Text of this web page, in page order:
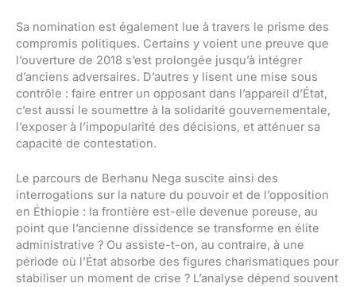
Sa nomination est également lue à travers le prisme des
compromis politiques. Certains y voient une preuve que
l’ouverture de 2018 s’est prolongée jusqu’à intégrer
d’anciens adversaires. D’autres y lisent une mise sous
contrôle : faire entrer un opposant dans l’appareil d’État,
c’est aussi le soumettre à la solidarité gouvernementale,
l’exposer à l’impopularité des décisions, et atténuer sa
capacité de contestation.
Le parcours de Berhanu Nega suscite ainsi des
interrogations sur la nature du pouvoir et de l’opposition
en Éthiopie : la frontière est-elle devenue poreuse, au
point que l’ancienne dissidence se transforme en élite
administrative ? Ou assiste-t-on, au contraire, à une
période où l’État absorbe des figures charismatiques pour
stabiliser un moment de crise ? L’analyse dépend souvent